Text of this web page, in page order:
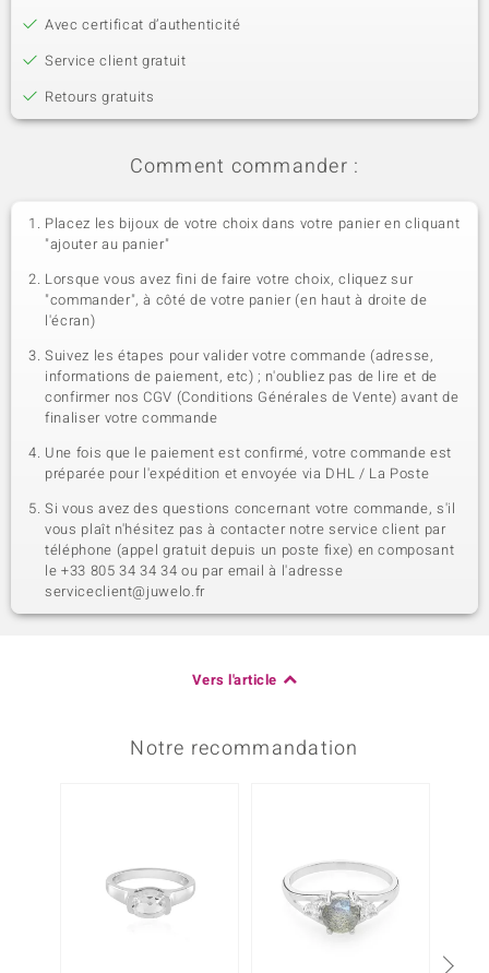
Avec certificat d’authenticité
Service client gratuit
Retours gratuits
Comment commander :
Placez les bijoux de votre choix dans votre panier en cliquant
"ajouter au panier"
Lorsque vous avez fini de faire votre choix, cliquez sur
"commander", à côté de votre panier (en haut à droite de
l'écran)
Suivez les étapes pour valider votre commande (adresse,
informations de paiement, etc) ; n'oubliez pas de lire et de
confirmer nos CGV (Conditions Générales de Vente) avant de
finaliser votre commande
Une fois que le paiement est confirmé, votre commande est
préparée pour l'expédition et envoyée via DHL / La Poste
Si vous avez des questions concernant votre commande, s'il
vous plaît n'hésitez pas à contacter notre service client par
téléphone (appel gratuit depuis un poste fixe) en composant
le +33 805 34 34 34 ou par email à l'adresse
serviceclient@juwelo.fr
Vers l'article
Notre recommandation